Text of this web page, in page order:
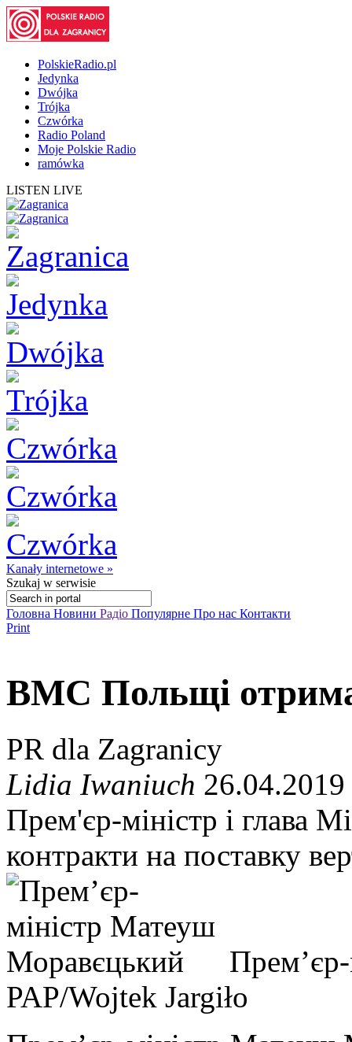
PolskieRadio.pl
Jedynka
Dwójka
Trójka
Czwórka
Radio Poland
Moje Polskie Radio
ramówka
LISTEN LIVE
Kanały internetowe »
Szukaj w serwisie
Головна Новини Радіо Популярне Про нас Контакти
Print
ВМС Польщі
PR dla Zagranicy
Lidia Iwaniuch
Прем'єр-міністр і глава
контракти на поставку
PAP/Wojtek Jargiło